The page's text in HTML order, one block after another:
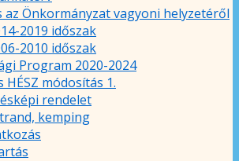
az Önkormányzat vagyoni helyzetéről
2019 időszak
2010 időszak
Program 2020-2024
HÉSZ módosítás 1.
rendelet
kemping